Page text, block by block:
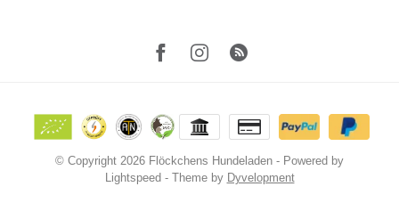
© Copyright 2026 Flöckchens Hundeladen - Powered by
Lightspeed - Theme by Dyvelopment